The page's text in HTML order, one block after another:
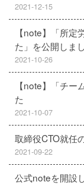
2021-12-15
【note】「所
た」を公開しま
2021-10-26
【note】「チー
た
2021-10-07
取締役CTO就任
2021-09-22
公式noteを開設